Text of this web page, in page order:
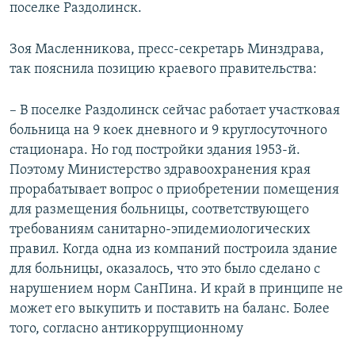
поселке Раздолинск.
Зоя Масленникова, пресс-секретарь Минздрава,
так пояснила позицию краевого правительства:
– В поселке Раздолинск сейчас работает участковая
больница на 9 коек дневного и 9 круглосуточного
стационара. Но год постройки здания 1953-й.
Поэтому Министерство здравоохранения края
прорабатывает вопрос о приобретении помещения
для размещения больницы, соответствующего
требованиям санитарно-эпидемиологических
правил. Когда одна из компаний построила здание
для больницы, оказалось, что это было сделано с
нарушением норм СанПина. И край в принципе не
может его выкупить и поставить на баланс. Более
того, согласно антикоррупционному